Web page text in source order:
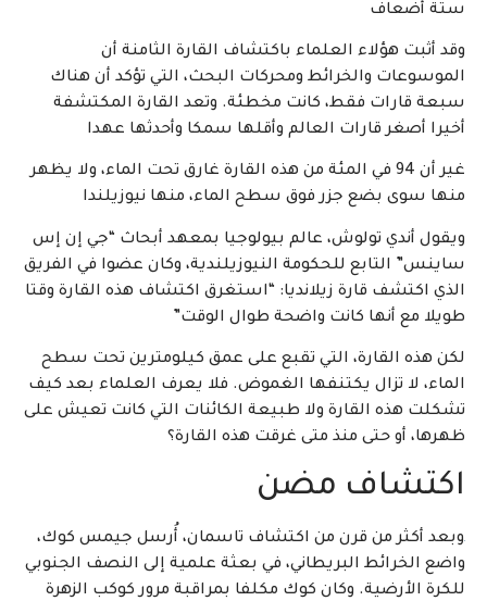
ستة أضعاف
وقد أثبت هؤلاء العلماء باكتشاف القارة الثامنة أن
الموسوعات والخرائط ومحركات البحث، التي تؤكد أن هناك
سبعة قارات فقط، كانت مخطئة. وتعد القارة المكتشفة
أخيرا أصغر قارات العالم وأقلها سمكا وأحدثها عهدا
غير أن 94 في المئة من هذه القارة غارق تحت الماء، ولا يظهر
منها سوى بضع جزر فوق سطح الماء، منها نيوزيلندا
ويقول أندي تولوش، عالم بيولوجيا بمعهد أبحاث “جي إن إس
ساينس” التابع للحكومة النيوزيلندية، وكان عضوا في الفريق
الذي اكتشف قارة زيلانديا: “استغرق اكتشاف هذه القارة وقتا
طويلا مع أنها كانت واضحة طوال الوقت”
لكن هذه القارة، التي تقبع على عمق كيلومترين تحت سطح
الماء، لا تزال يكتنفها الغموض. فلا يعرف العلماء بعد كيف
تشكلت هذه القارة ولا طبيعة الكائنات التي كانت تعيش على
ظهرها، أو حتى منذ متى غرقت هذه القارة؟
اكتشاف مضن
وبعد أكثر من قرن من اكتشاف تاسمان، أُرسل جيمس كوك،
واضع الخرائط البريطاني، في بعثة علمية إلى النصف الجنوبي
للكرة الأرضية. وكان كوك مكلفا بمراقبة مرور كوكب الزهرة